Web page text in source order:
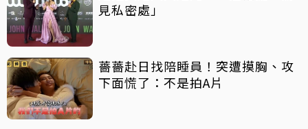
見私密處」
薔薔赴日找陪睡員！突遭摸胸、攻
下面慌了：不是拍A片